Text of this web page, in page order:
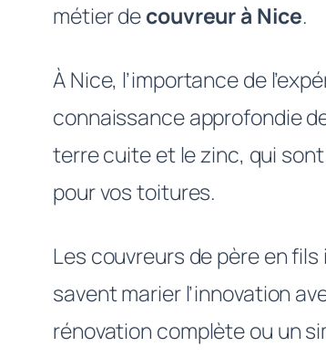
métier decouvreur à Nice.
À Nice, l’importance de
connaissance approfondie
terre cuite et le zinc, qui
pour vos toitures.
Les couvreurs de père en
savent marier l’innovation
rénovation complète ou un